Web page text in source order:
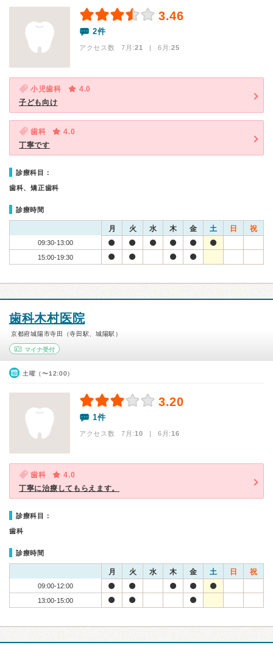
3.46
2件
アクセス数 7月:21 | 6月:25
小児歯科
4.0
子ども向け
歯科
4.0
丁寧です
診療科目：
歯科、矯正歯科
診療時間
月 火 水 木 金 土 日 祝
09:30-13:00
15:00-19:30
歯科木村医院
京都府城陽市寺田（寺田駅、城陽駅）
マイナ受付
土曜（〜12:00）
3.20
1件
アクセス数 7月:10 | 6月:16
歯科
4.0
丁寧に治療してもらえます。
診療科目：
歯科
診療時間
月 火 水 木 金 土 日 祝
09:00-12:00
13:00-15:00